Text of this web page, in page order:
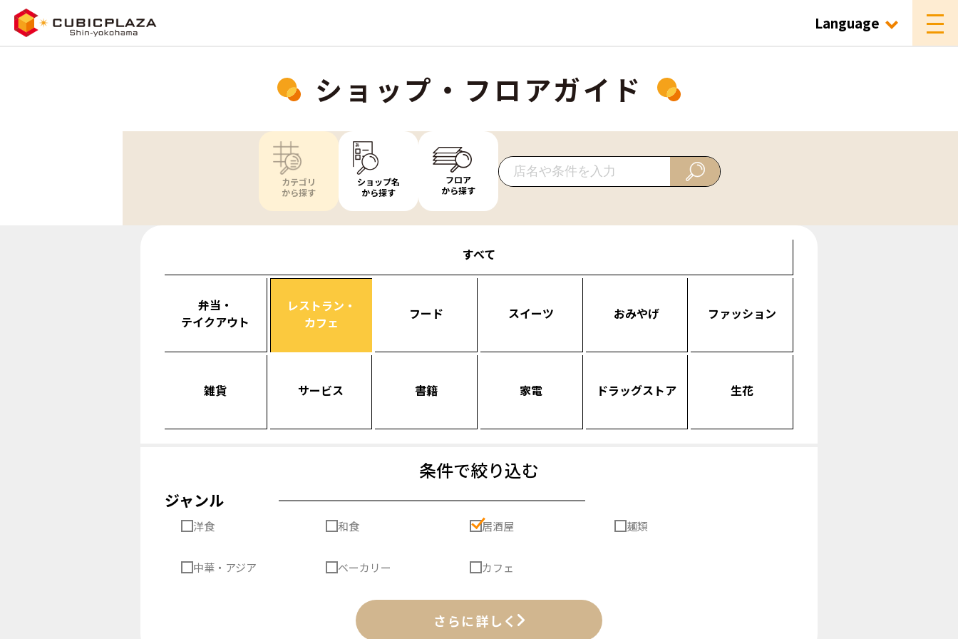
Language
ショップ・フロアガイド
カテゴリ
から探す
ショップ名
から探す
フロア
から探す
すべて
弁当・
テイクアウト
レストラン・
カフェ
フード スイーツ おみやげ ファッション
雑貨 サービス 書籍 家電 ドラッグストア 生花
条件で絞り込む
ジャンル
洋食 和食 居酒屋 麺類
中華・アジア ベーカリー カフェ
さらに詳しく